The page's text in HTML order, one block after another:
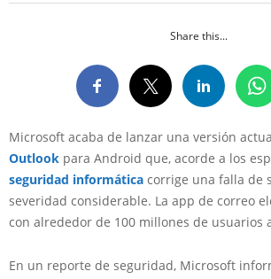
Share this...
Microsoft acaba de lanzar una versión
Outlook para Android que, acorde a los
seguridad informática corrige una falla de
severidad considerable. La app de correo
con alrededor de 100 millones de usuarios
En un reporte de seguridad, Microsoft